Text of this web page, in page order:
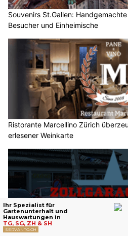
Souvenirs St.Gallen:
Besucher und Einheimische
Ristorante Marcellino Zürich
erlesener Weinkarte